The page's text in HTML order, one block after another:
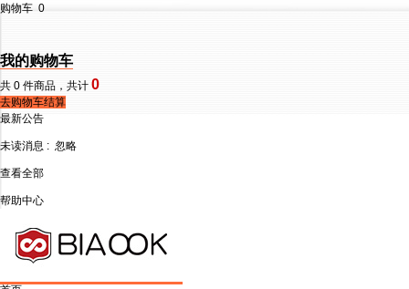
购物车 0
我的购物车
共 0 件商品，共计 0
去购物车结算
最新公告
未读消息 : 忽略
查看全部
帮助中心